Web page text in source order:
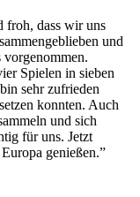
froh, dass wir uns
und
vorgenommen.
Spielen in sieben
sehr zufrieden
konnten. Auch
und sich
für uns. Jetzt
genießen.”